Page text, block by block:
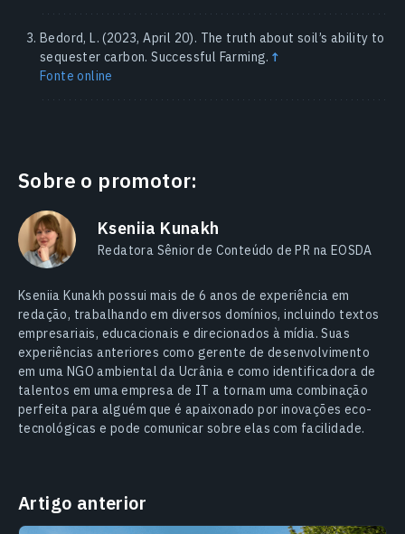
Bedord, L. (2023, April 20). The truth about soil’s ability to
sequester carbon. Successful Farming. ↑
Fonte online
Sobre o promotor:
Kseniia Kunakh
Redatora Sênior de Conteúdo de PR na EOSDA
Kseniia Kunakh possui mais de 6 anos de experiência em
redação, trabalhando em diversos domínios, incluindo textos
empresariais, educacionais e direcionados à mídia. Suas
experiências anteriores como gerente de desenvolvimento
em uma NGO ambiental da Ucrânia e como identificadora de
talentos em uma empresa de IT a tornam uma combinação
perfeita para alguém que é apaixonado por inovações eco-
tecnológicas e pode comunicar sobre elas com facilidade.
Artigo anterior